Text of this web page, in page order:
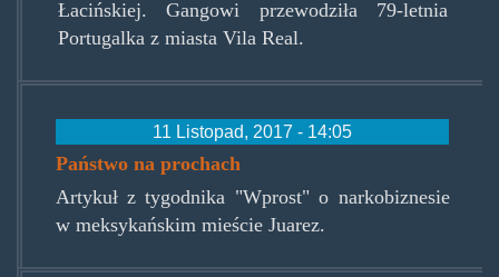
Łacińskiej. Gangowi przewodziła 79-letnia
Portugalka z miasta Vila Real.
11 Listopad, 2017 - 14:05
Państwo na prochach
Artykuł z tygodnika "Wprost" o narkobiznesie
w meksykańskim mieście Juarez.